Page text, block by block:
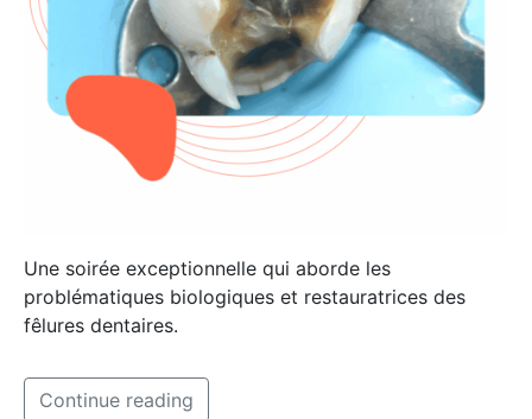
Une soirée exceptionnelle qui aborde les
problématiques biologiques et restauratrices des
fêlures dentaires.
Continue reading